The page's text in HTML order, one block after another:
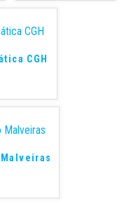
CGH